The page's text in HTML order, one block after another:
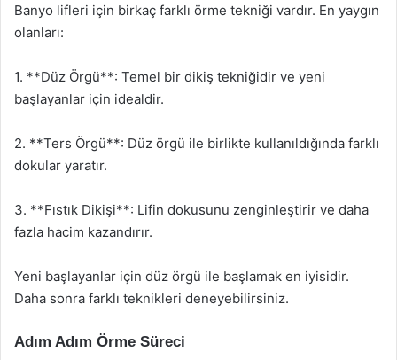
Banyo lifleri için birkaç farklı örme tekniği vardır. En yaygın
olanları:
1. **Düz Örgü**: Temel bir dikiş tekniğidir ve yeni
başlayanlar için idealdir.
2. **Ters Örgü**: Düz örgü ile birlikte kullanıldığında farklı
dokular yaratır.
3. **Fıstık Dikişi**: Lifin dokusunu zenginleştirir ve daha
fazla hacim kazandırır.
Yeni başlayanlar için düz örgü ile başlamak en iyisidir.
Daha sonra farklı teknikleri deneyebilirsiniz.
Adım Adım Örme Süreci